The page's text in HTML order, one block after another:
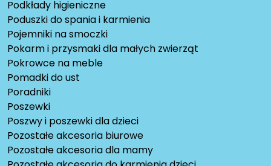
Podkłady higieniczne
Poduszki do spania i karmienia
Pojemniki na smoczki
Pokarm i przysmaki dla małych zwierząt
Pokrowce na meble
Pomadki do ust
Poradniki
Poszewki
Poszwy i poszewki dla dzieci
Pozostałe akcesoria biurowe
Pozostałe akcesoria dla mamy